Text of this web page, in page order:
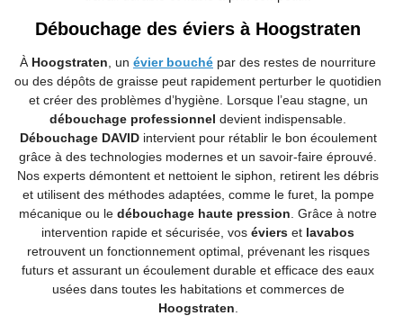
Débouchage des éviers à Hoogstraten
À Hoogstraten , un évier bouché par des restes de nourriture
ou des dépôts de graisse peut rapidement perturber le quotidien
et créer des problèmes d’hygiène. Lorsque l’eau stagne, un
débouchage professionnel devient indispensable.
Débouchage DAVIDintervient pour rétablir le bon écoulement
grâce à des technologies modernes et un savoir-faire éprouvé.
Nos experts démontent et nettoient le siphon, retirent les débris
et utilisent des méthodes adaptées, comme le furet, la pompe
mécanique ou le débouchage haute pression . Grâce à notre
intervention rapide et sécurisée, vos éviers et lavabos
retrouvent un fonctionnement optimal, prévenant les risques
futurs et assurant un écoulement durable et efficace des eaux
usées dans toutes les habitations et commerces de
Hoogstraten